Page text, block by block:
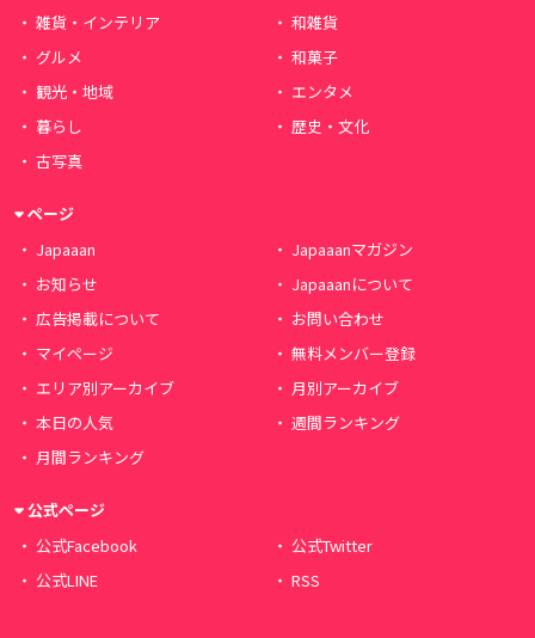
雑貨・インテリア
和雑貨
グルメ
和菓子
観光・地域
エンタメ
暮らし
歴史・文化
古写真
ページ
Japaaan
Japaaanマガジン
お知らせ
Japaaanについて
広告掲載について
お問い合わせ
マイページ
無料メンバー登録
エリア別アーカイブ
月別アーカイブ
本日の人気
週間ランキング
月間ランキング
公式ページ
公式Facebook
公式Twitter
公式LINE
RSS